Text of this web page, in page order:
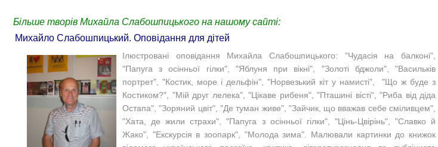
Більше творів Михайла Слабошпицького на нашому сайті:
Михайло Слабошпицький. Оповідання для дітей
Ілюстровані оповідання Михайла Слабошпицького: "Чудасія на балконі",
"Папуга з осінньої гілки", "Яблуня при вікні", "Золоті бджоли", "Васильків
портрет", "Костик, море і дельфін", "Норвезький кіт у намисті", "Що ж буде з
Костиком?", "Мій друг лелека", "Цікаве рибеня", "Пташині вісті", "Риба від діда
Остапа", "Зоряний цвіт", "Де туман живе", "Зайчик, що вважав себе сміливцем",
"Хата, де жили страхи", "Папуга з осінньої гілки", "Цінь-Цвірінь", "Славко й
Жако", "Екскурсія в зоопарк", "Молода зима"​. Малювали картинки до книжок